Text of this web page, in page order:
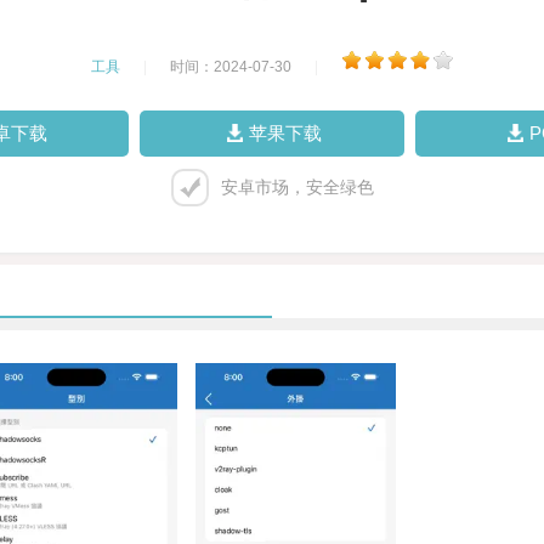
工具 时间：2024-07-30
下载 苹果下载
安卓市场，安全绿色